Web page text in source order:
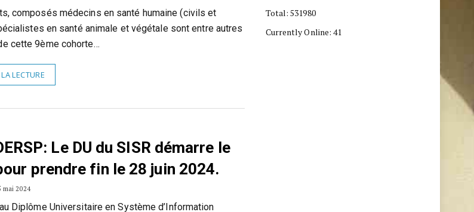
composés médecins en santé humaine (civils et
en santé animale et végétale sont entre autres
cette 9ème cohorte…
LECTURE
Le DU du SISR démarre le
prendre fin le 28 juin 2024.
mai 2024
Diplôme Universitaire en Système d’Information
Total: 531980
Currently Online: 41